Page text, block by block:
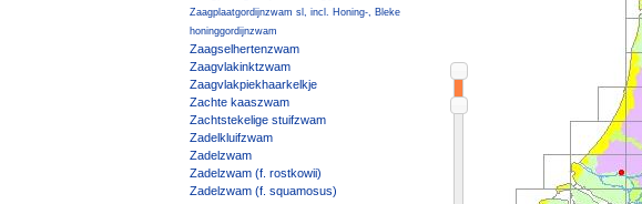
Zaagplaatgordijnzwam sl, incl. Honing-, Bleke
honinggordijnzwam
Zaagselhertenzwam
Zaagvlakinktzwam
Zaagvlakpiekhaarkelkje
Zachte kaaszwam
Zachtstekelige stuifzwam
Zadelkluifzwam
Zadelzwam
Zadelzwam (f. rostkowii)
Zadelzwam (f. squamosus)